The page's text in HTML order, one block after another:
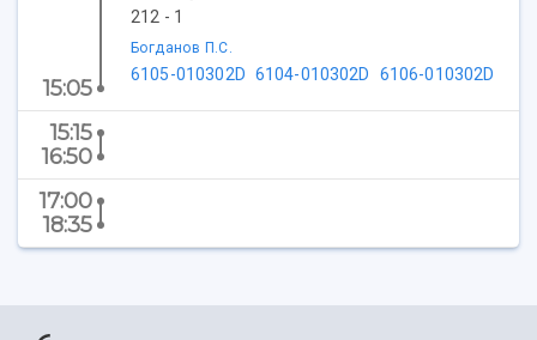
Ботанический сад
Умный дом бабочек
Международный межвузовский кампус
Сведения об образовательной организации
Официальные документы
15:05
212 - 1
Богданов П.С.
6105-010302D 6104-010302D 6106-010302D
15:15
16:50
17:00
18:35